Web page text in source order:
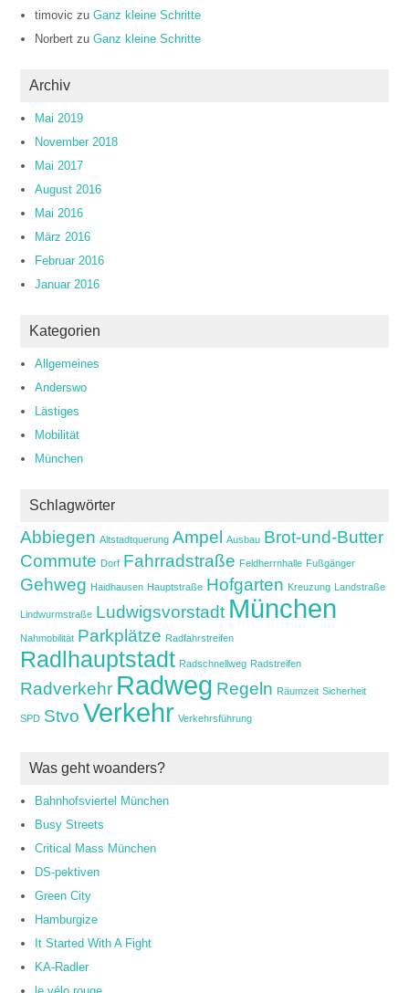
timovic zuGanz kleine Schritte
Norbert zuGanz kleine Schritte
Archiv
Mai 2019
November 2018
Mai 2017
August 2016
Mai 2016
März 2016
Februar 2016
Januar 2016
Kategorien
Allgemeines
Anderswo
Lästiges
Mobilität
München
Schlagwörter
Abbiegen Altstadtquerung Ampel Ausbau Brot-und-Butter
Commute Dorf Fahrradstraße Feldherrnhalle Fußgänger
Gehweg Haidhausen Hauptstraße Hofgarten Kreuzung Landstraße
Lindwurmstraße Ludwigsvorstadt München
Nahmobilität Parkplätze Radfahrstreifen
Radlhauptstadt Radschnellweg Radstreifen
Radverkehr Radweg Regeln Räumzeit Sicherheit
SPD Stvo Verkehr Verkehrsführung
Was geht woanders?
Bahnhofsviertel München
Busy Streets
Critical Mass München
DS-pektiven
Green City
Hamburgize
It Started With A Fight
KA-Radler